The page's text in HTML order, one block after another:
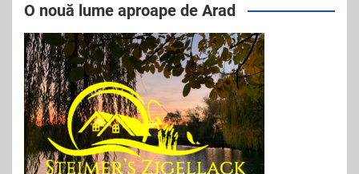
O nouă lume aproape de Arad